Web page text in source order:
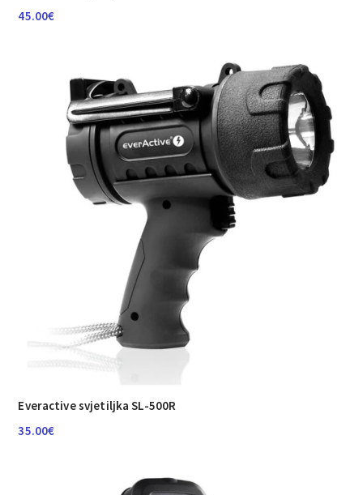
45.00€
Everactive svjetiljka SL-500R
35.00€